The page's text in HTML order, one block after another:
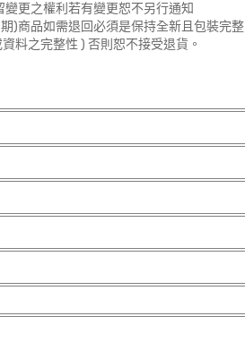
更之權利若有變更恕不另行通知
)商品如需退回必須是保持全新且包裝完整
料之完整性 ) 否則恕不接受退貨。